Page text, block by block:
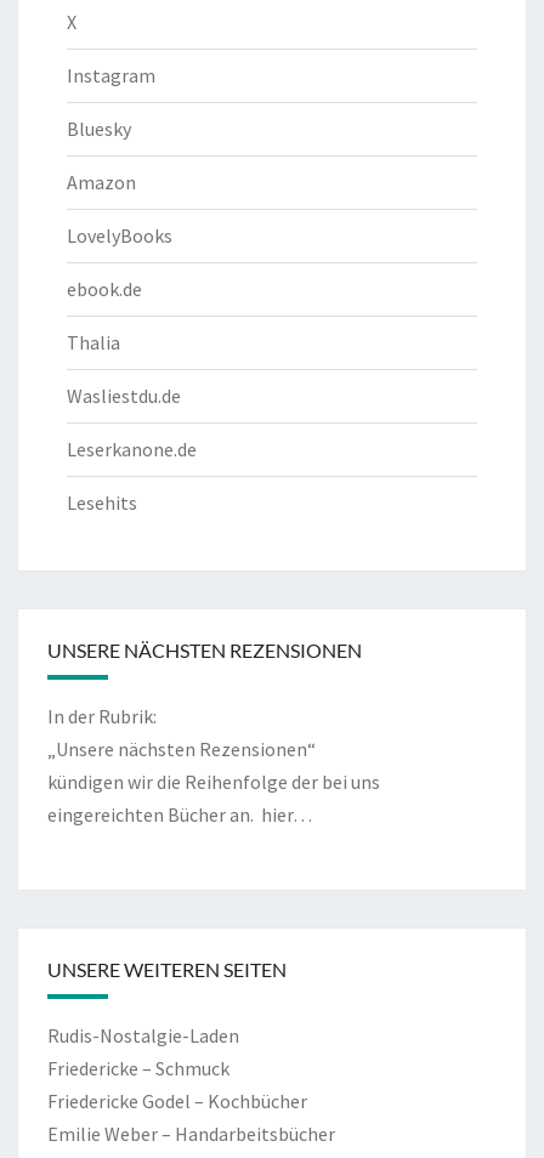
X
Instagram
Bluesky
Amazon
LovelyBooks
ebook.de
Thalia
Wasliestdu.de
Leserkanone.de
Lesehits
UNSERE NÄCHSTEN REZENSIONEN
In der Rubrik:
„Unsere nächsten Rezensionen“
kündigen wir die Reihenfolge der bei uns
eingereichten Bücher an. hier…
UNSERE WEITEREN SEITEN
Rudis-Nostalgie-Laden
Friedericke – Schmuck
Friedericke Godel – Kochbücher
Emilie Weber – Handarbeitsbücher